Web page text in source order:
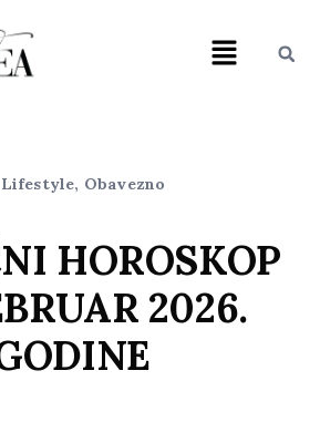
Lifestyle, Obavezno
HOROSKOP
2026.